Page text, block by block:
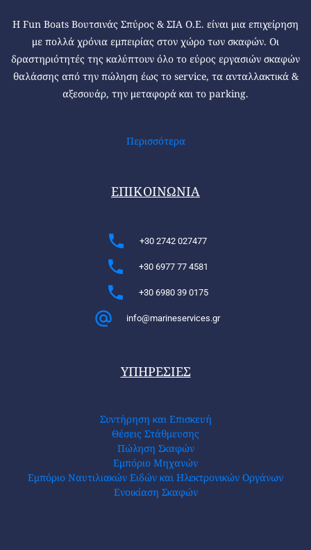
Η Fun Boats Βουτσινάς Σπύρος & ΣΙΑ Ο.Ε. είναι μια επιχείρηση
με πολλά χρόνια εμπειρίας στον χώρο των σκαφών. Οι
δραστηριότητές της καλύπτουν όλο το εύρος εργασιών σκαφών
θαλάσσης από την πώληση έως το service, τα ανταλλακτικά &
αξεσουάρ, την μεταφορά και το parking.
Περισσότερα
ΕΠΙΚΟΙΝΩΝΙΑ
+30 2742 027477
+30 6977 77 4581
+30 6980 39 0175
info@marineservices.gr
ΥΠΗΡΕΣΙΕΣ
Συντήρηση και Επισκευή
Θέσεις Στάθμευσης
Πώληση Σκαφών
Εμπόριο Μηχανών
Εμπόριο Ναυτιλιακών Ειδών και Ηλεκτρονικών Οργάνων
Ενοικίαση Σκαφών